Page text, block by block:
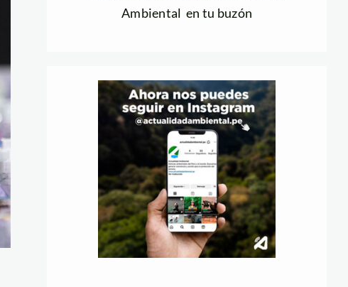
Ambiental en tu buzón